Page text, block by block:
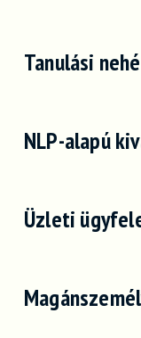
Tanulási
NLP-alapú
Üzleti